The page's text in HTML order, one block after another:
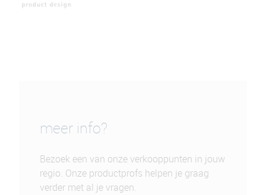
meer info?
Bezoek een van onze verkooppunten in jouw
regio. Onze productprofs helpen je graag
verder met al je vragen.